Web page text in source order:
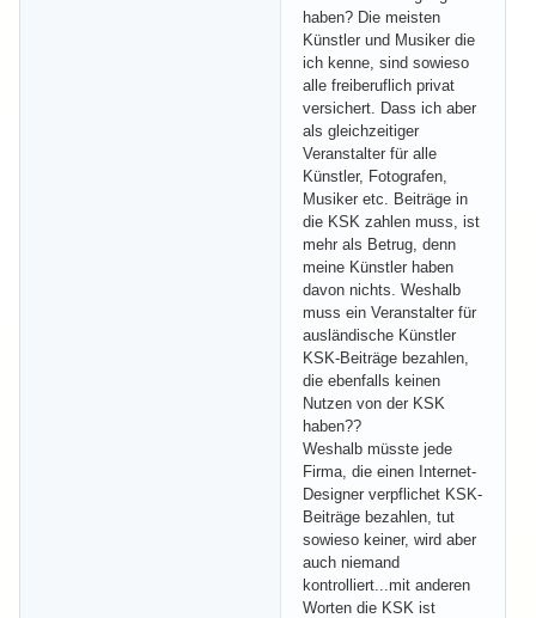
haben? Die meisten
Künstler und Musiker die
ich kenne, sind sowieso
alle freiberuflich privat
versichert. Dass ich aber
als gleichzeitiger
Veranstalter für alle
Künstler, Fotografen,
Musiker etc. Beiträge in
die KSK zahlen muss, ist
mehr als Betrug, denn
meine Künstler haben
davon nichts. Weshalb
muss ein Veranstalter für
ausländische Künstler
KSK-Beiträge bezahlen,
die ebenfalls keinen
Nutzen von der KSK
haben??
Weshalb müsste jede
Firma, die einen Internet-
Designer verpflichet KSK-
Beiträge bezahlen, tut
sowieso keiner, wird aber
auch niemand
kontrolliert...mit anderen
Worten die KSK ist